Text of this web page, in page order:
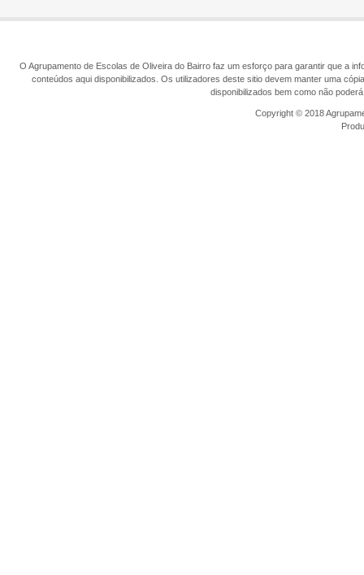
O Agrupamento de Escolas de Oliveira do Bairro faz um esforço para garantir que a
conteúdos aqui disponibilizados. Os utilizadores deste sitio devem manter uma
disponibilizados bem como não
Copyright © 2018